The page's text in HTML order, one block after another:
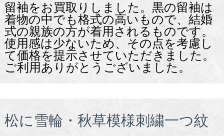
留袖をお買取りしました。黒の留袖は
着物の中でも格式の高いもので、結婚
式の親族の方が着用されるものです。
使用感は少ないため、その点を考慮し
て価格を提示させていただきました。
ご利用ありがとうございました。
松に雪輪・秋草模様刺繍一つ紋